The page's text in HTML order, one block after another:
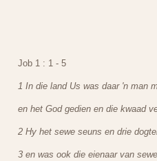
Job 1 : 1 - 5
1 In die land Us was daar 'n man
en het God gedien en die kwaad
2 Hy het sewe seuns en drie
3 en was ook die eienaar van